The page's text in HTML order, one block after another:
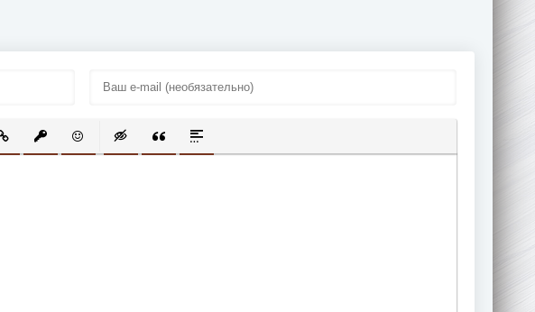
СПИСОКСПИСОК
ССЫЛКУ
ВСТАВИТЬ ЗАЩИЩЕННУЮ ССЫЛКУ
ВСТАВИТЬ СМАЙЛИК
ВСТАВКА СКРЫТОГО ТЕКСТА
ВСТАВКА ЦИТАТЫ
ВСТАВКА СПОЙЛЕРА